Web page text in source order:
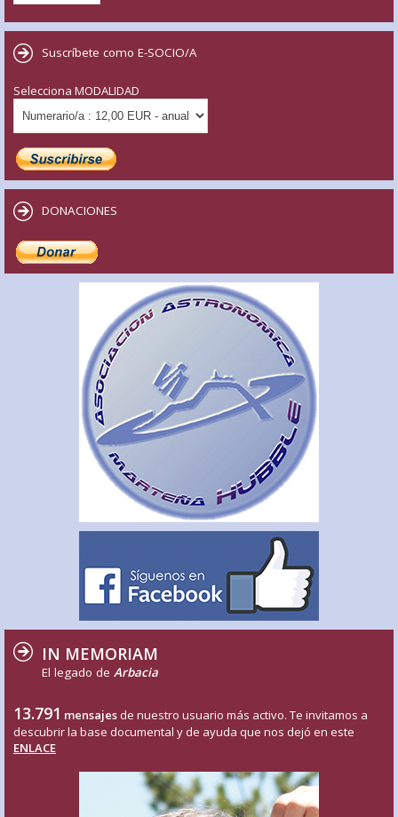
Suscríbete como E-SOCIO/A
Selecciona MODALIDAD
DONACIONES
IN MEMORIAM
El legado de Arbacia
13.791 mensajes de nuestro usuario más activo. Te invitamos a
descubrir la base documental y de ayuda que nos dejó en este
ENLACE